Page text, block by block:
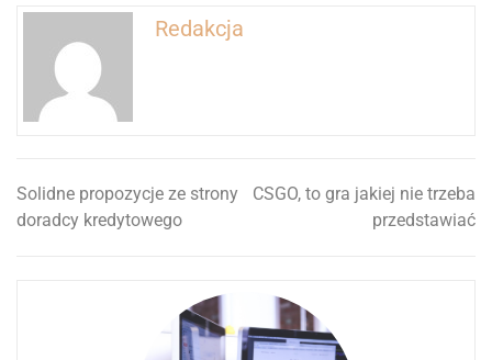
Redakcja
Nawigacja
wpisu
Solidne propozycje ze strony
doradcy kredytowego
CSGO, to gra jakiej nie trzeba
przedstawiać